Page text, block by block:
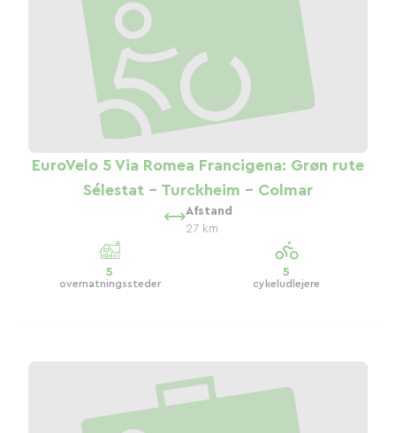
EuroVelo 5 Via Romea Francigena: Grøn rute
Sélestat - Turckheim - Colmar
Afstand
27 km
5
overnatningssteder
5
cykeludlejere